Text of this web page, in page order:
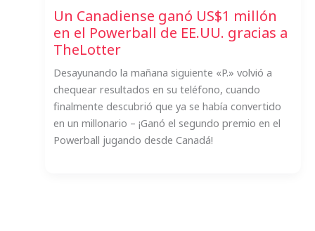
Un Canadiense ganó US$1 millón
en el Powerball de EE.UU. gracias a
TheLotter
Desayunando la mañana siguiente «P.» volvió a
chequear resultados en su teléfono, cuando
finalmente descubrió que ya se había convertido
en un millonario – ¡Ganó el segundo premio en el
Powerball jugando desde Canadá!